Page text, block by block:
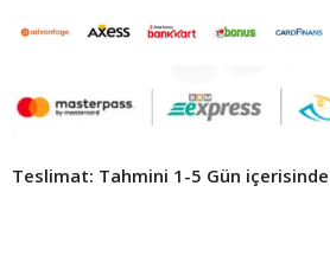
Teslimat: Tahmini 1-5 Gün içerisinde